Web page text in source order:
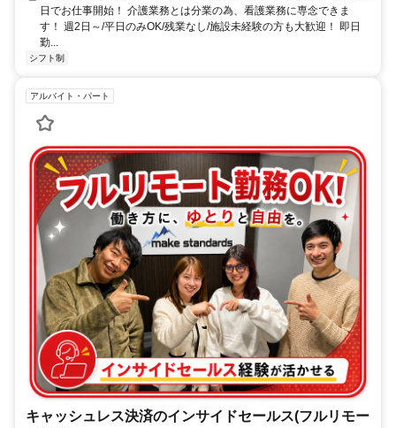
日でお仕事開始！ 介護業務とは分業の為、看護業務に専念できま
す！ 週2日～/平日のみOK/残業なし/施設未経験の方も大歓迎！ 即日
勤...
シフト制
アルバイト・パート
キャッシュレス決済のインサイドセールス(フルリモー